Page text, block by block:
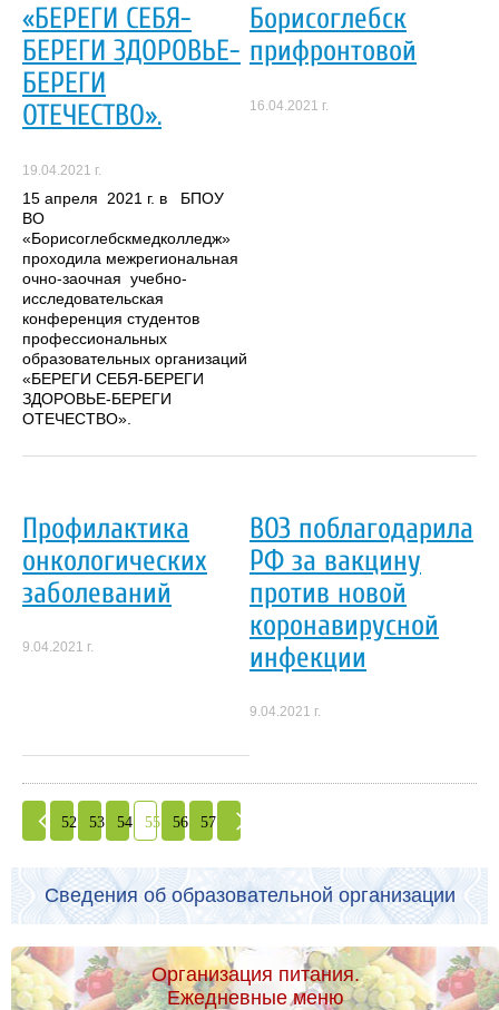
«БЕРЕГИ СЕБЯ-
БЕРЕГИ ЗДОРОВЬЕ-
БЕРЕГИ
ОТЕЧЕСТВО».
19.04.2021 г.
15 апреля 2021 г. в БПОУ
ВО
«Борисоглебскмедколледж»
проходила межрегиональная
очно-заочная учебно-
исследовательская
конференция студентов
профессиональных
образовательных организаций
«БЕРЕГИ СЕБЯ-БЕРЕГИ
ЗДОРОВЬЕ-БЕРЕГИ
ОТЕЧЕСТВО».
Борисоглебск
прифронтовой
16.04.2021 г.
Профилактика
онкологических
заболеваний
9.04.2021 г.
ВОЗ поблагодарила
РФ за вакцину
против новой
коронавирусной
инфекции
9.04.2021 г.
52 53 54 55 56 57
Сведения об образовательной организации
Организация питания.
Ежедневные меню